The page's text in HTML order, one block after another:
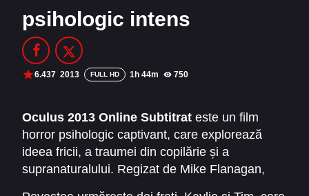
Filme Online 2014 Filme Online 2013
Filme Online 2012
Filme Online 2010
DMCA
SERIALE ONLINE
TERMENI ȘI CONDIȚII
psihologic intens
6.437 2013 FULL HD 1h 44m 750
Oculus 2013 Online Subtitrat este un film
horror psihologic captivant, care explorează
ideea fricii, a traumei din copilărie și a
supranaturalului. Regizat de Mike Flanagan,